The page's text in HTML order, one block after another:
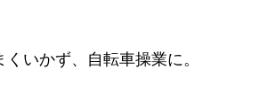
いかず、自転車操業に。